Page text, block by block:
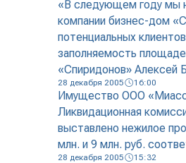
«В следующем году мы
компании бизнес-дом
потенциальных
заполняемость
«Спиридонов» Алексей
28 декабря 2005 16:00
Имущество ООО
Ликвидационная
выставлено нежилое
млн. и 9 млн. руб.
28 декабря 2005 15:32